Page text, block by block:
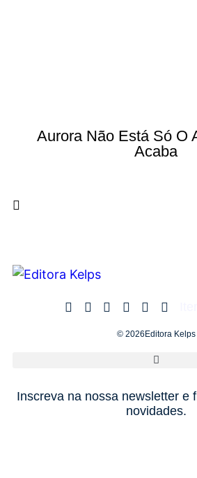
Aurora Não Está Só O
Acaba
© 2026Editora Kelps
Inscreva na nossa newsletter e
novidades.